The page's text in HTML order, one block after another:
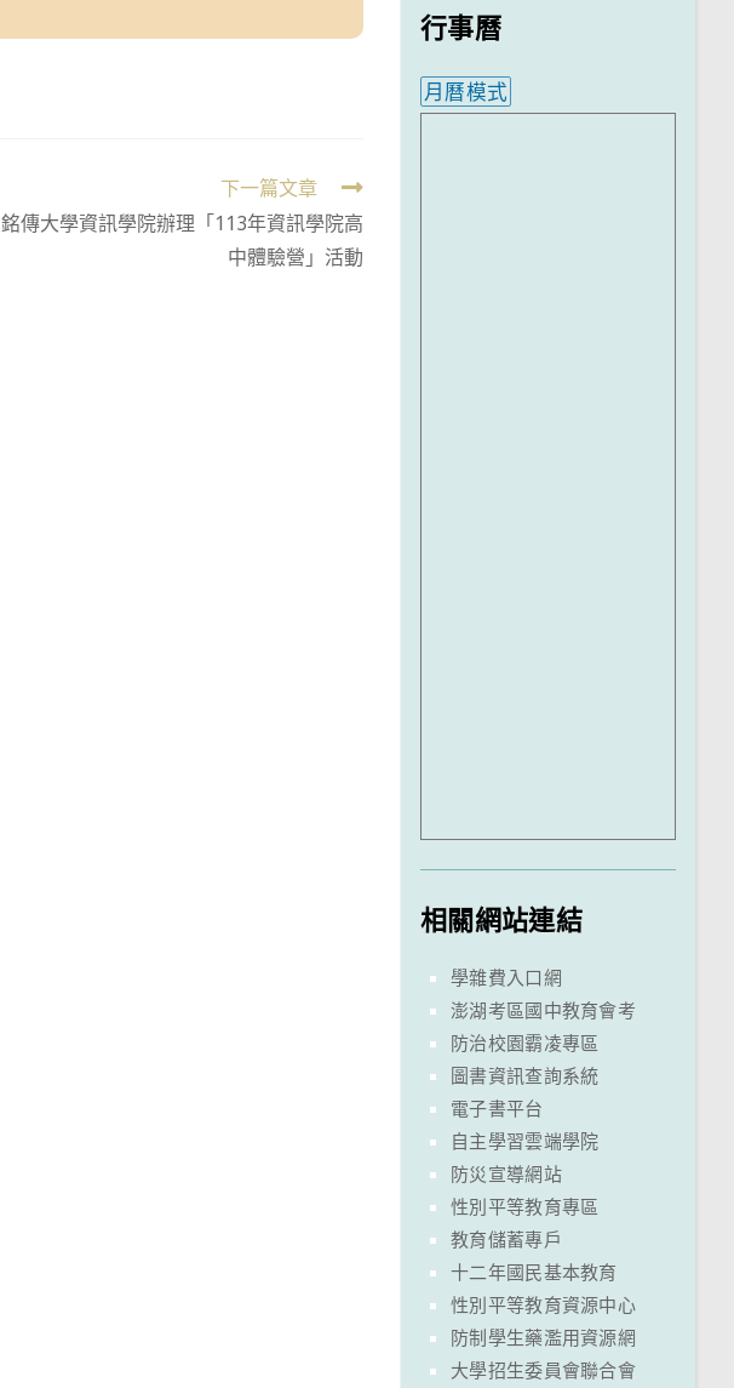
下一篇文章
銘傳大學資訊學院辦理「113年資訊學院高
中體驗營」活動
行事曆
月曆模式
相關網站連結
學雜費入口網
澎湖考區國中教育會考
防治校園霸凌專區
圖書資訊查詢系統
電子書平台
自主學習雲端學院
防災宣導網站
性別平等教育專區
教育儲蓄專戶
十二年國民基本教育
性別平等教育資源中心
防制學生藥濫用資源網
大學招生委員會聯合會